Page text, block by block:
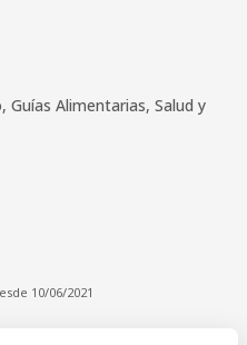
Guías Alimentarias, Salud y
10/06/2021